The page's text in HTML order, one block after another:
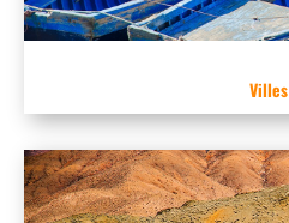
Villes